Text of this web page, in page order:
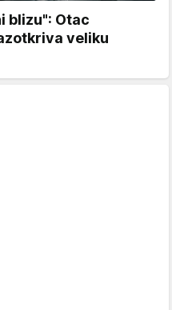
blizu": Otac
veliku